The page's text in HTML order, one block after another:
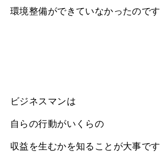
環境整備ができていなかったのです
ビジネスマンは
自らの行動がいくらの
収益を生むかを知ることが大事です